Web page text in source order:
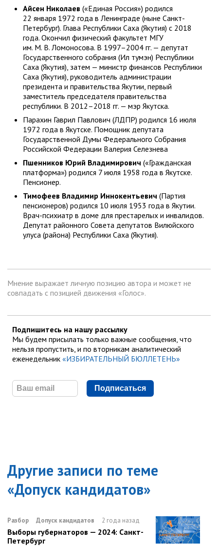
Айсен Николаев («Единая Россия») родился
22 января 1972 года в Ленинграде (ныне Санкт-
Петербург). Глава Республики Саха (Якутия) с 2018
года. Окончил физический факультет МГУ
им. М. В. Ломоносова. В 1997–2004 гг. — депутат
Государственного собрания (Ил тумэн) Республики
Саха (Якутия), затем — министр финансов Республики
Саха (Якутия), руководитель администрации
президента и правительства Якутии, первый
заместитель председателя правительства
республики. В 2012–2018 гг. — мэр Якутска.
Парахин Гаврил Павлович (ЛДПР) родился 16 июля
1972 года в Якутске. Помощник депутата
Государственной Думы Федерального Собрания
Российской Федерации Валерия Селезнева
Пшенников Юрий Владимирович («Гражданская
платформа») родился 7 июля 1958 года в Якутске.
Пенсионер.
Тимофеев Владимир Иннокентьевич (Партия
пенсионеров) родился 10 июля 1953 года в Якутии.
Врач-психиатр в доме для престарелых и инвалидов.
Депутат районного Совета депутатов Вилюйского
улуса (района) Республики Саха (Якутия).
Мнение выражает личную позицию автора и может не
совпадать с позицией движения «Голос».
Подпишитесь на нашу рассылку
Мы будем присылать только важные сообщения, что
нельзя пропустить, и по вторникам аналитический
еженедельник «ИЗБИРАТЕЛЬНЫЙ БЮЛЛЕТЕНЬ»
Подписаться
Другие записи по теме
«Допуск кандидатов»
Разбор Допуск кандидатов 2 года назад
Выборы губернаторов — 2024: Санкт-
Петербург